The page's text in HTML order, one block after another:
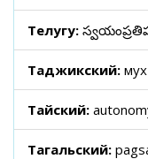
Телугу:
Таджикский:
Тайский:
Тагальский: